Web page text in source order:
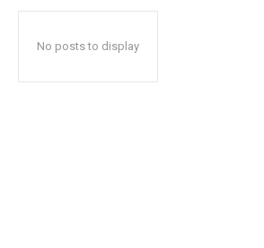
No posts to display